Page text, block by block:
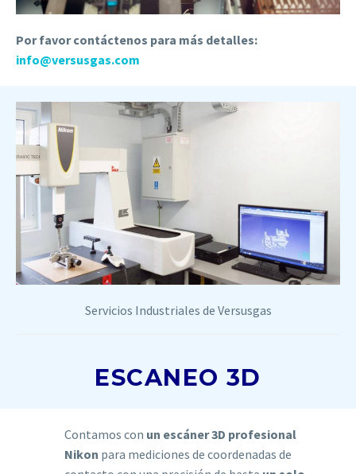
Por favor contáctenos para más detalles:
info@versusgas.com
Servicios Industriales de Versusgas
ESCANEO 3D
Contamos con un escáner 3D profesional
Nikon para mediciones de coordenadas de